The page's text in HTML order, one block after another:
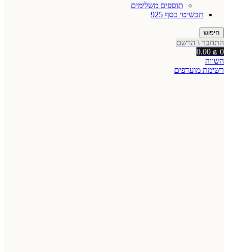
תוספים משלימים
תכשיטי כסף 925
חיפוש
התחבר \ הרשם
0
0.00 ₪
השווה
רשימת מועדפים